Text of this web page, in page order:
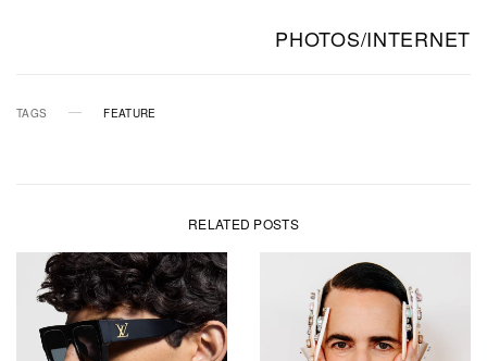
PHOTOS/INTERNET
TAGS FEATURE
RELATED POSTS